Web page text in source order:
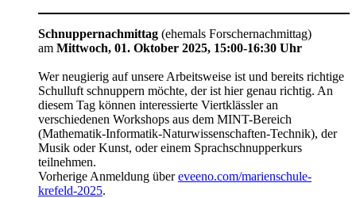
Schnuppernachmittag (ehemals Forschernachmittag)
am Mittwoch, 01. Oktober 2025, 15:00-16:30 Uhr
Wer neugierig auf unsere Arbeitsweise ist und bereits richtige
Schulluft schnuppern möchte, der ist hier genau richtig. An
diesem Tag können interessierte Viertklässler an
verschiedenen Workshops aus dem MINT-Bereich
(Mathematik-Informatik-Naturwissenschaften-Technik), der
Musik oder Kunst, oder einem Sprachschnupperkurs
teilnehmen.
Vorherige Anmeldung übereveeno.com/marienschule-
krefeld-2025.